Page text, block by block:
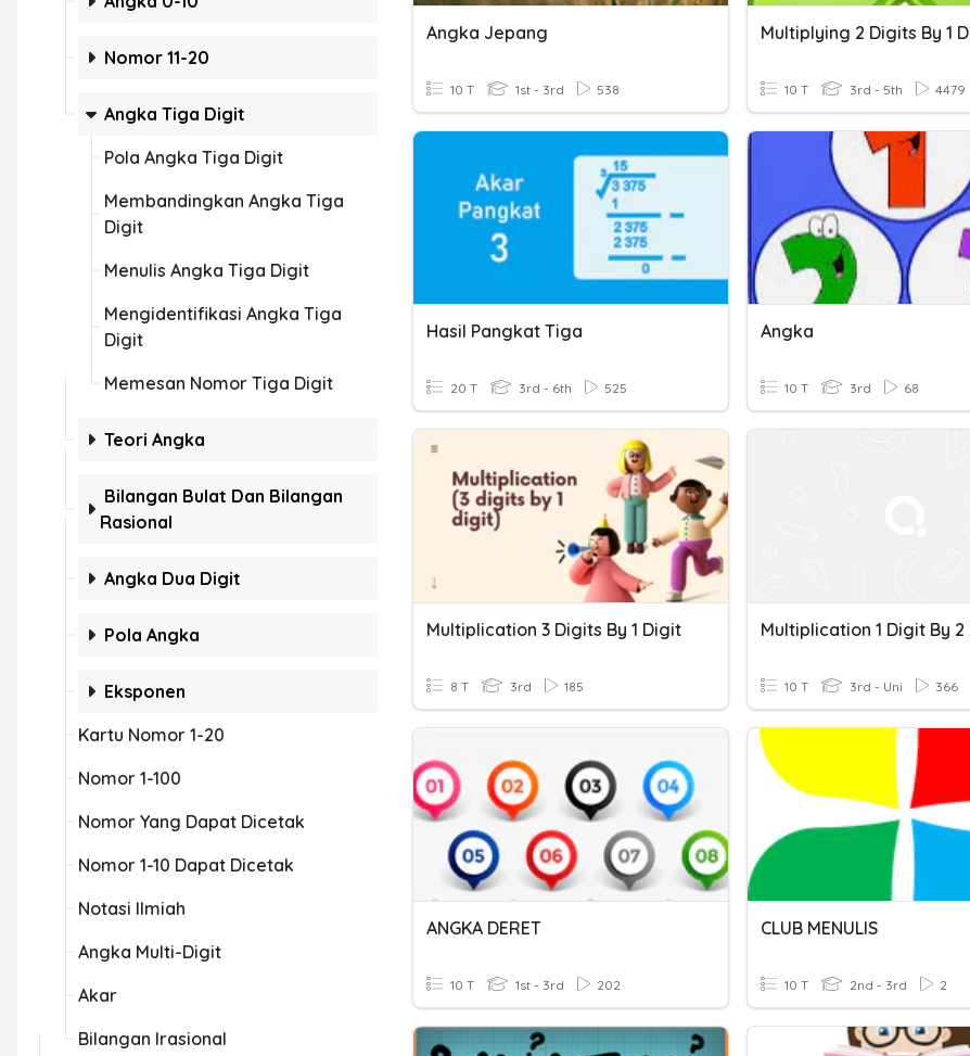
Nomor 11-20
Angka Tiga Digit
Pola Angka Tiga Digit
Membandingkan Angka Tiga
Digit
Menulis Angka Tiga Digit
Mengidentifikasi Angka Tiga
Digit
Memesan Nomor Tiga Digit
Teori Angka
Bilangan Bulat Dan Bilangan
Rasional
Angka Dua Digit
Pola Angka
Eksponen
Kartu Nomor 1-20
Nomor 1-100
Nomor Yang Dapat Dicetak
Nomor 1-10 Dapat Dicetak
Notasi Ilmiah
Angka Multi-Digit
Akar
Bilangan Irasional
Angka Jepang
10 T 1st - 3rd 538
Multiplying 2 Digits By 1
10 T 3rd - 5th 4479
Hasil Pangkat Tiga
20 T 3rd - 6th 525
Angka
10 T 3rd 68
Multiplication 3 Digits By 1 Digit
8 T 3rd 185 10 T 3rd - Uni 366
ANGKA DERET
10 T 1st - 3rd 202
CLUB MENULIS
10 T 2nd - 3rd 2